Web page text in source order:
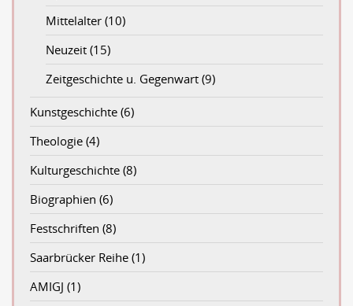
Mittelalter (10)
Neuzeit (15)
Zeitgeschichte u. Gegenwart (9)
Kunstgeschichte (6)
Theologie (4)
Kulturgeschichte (8)
Biographien (6)
Festschriften (8)
Saarbrücker Reihe (1)
AMIGJ (1)